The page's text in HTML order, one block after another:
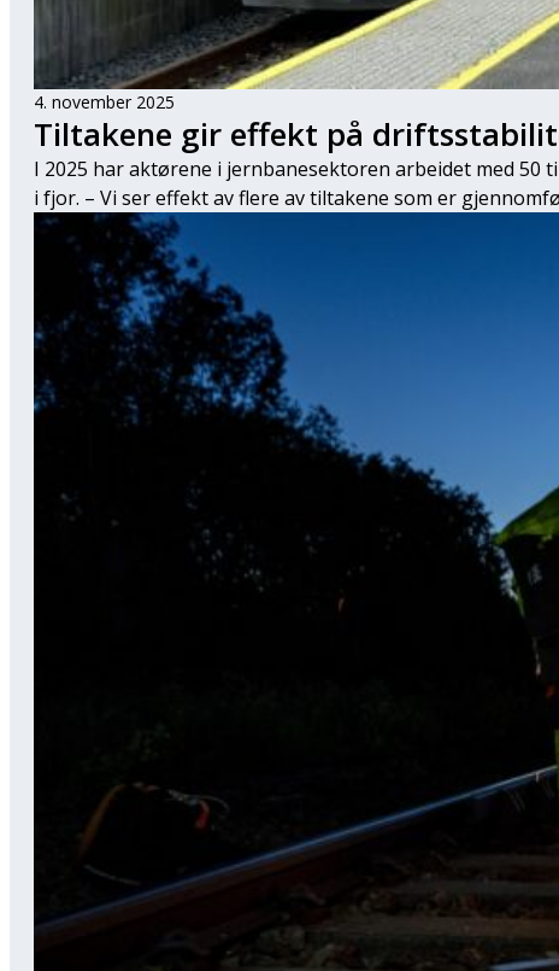
4. november 2025
Tiltakene gir effekt på
I 2025 har aktørene i jernbanesektoren arbeidet med
i fjor. – Vi ser effekt av flere av tiltakene som er